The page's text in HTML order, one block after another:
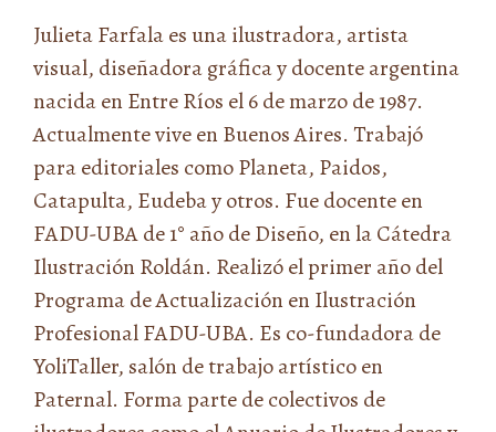
Julieta Farfala es una ilustradora, artista
visual, diseñadora gráfica y docente argentina
nacida en Entre Ríos el 6 de marzo de 1987.
Actualmente vive en Buenos Aires. Trabajó
para editoriales como Planeta, Paidos,
Catapulta, Eudeba y otros. Fue docente en
FADU-UBA de 1° año de Diseño, en la Cátedra
Ilustración Roldán. Realizó el primer año del
Programa de Actualización en Ilustración
Profesional FADU-UBA. Es co-fundadora de
YoliTaller, salón de trabajo artístico en
Paternal. Forma parte de colectivos de